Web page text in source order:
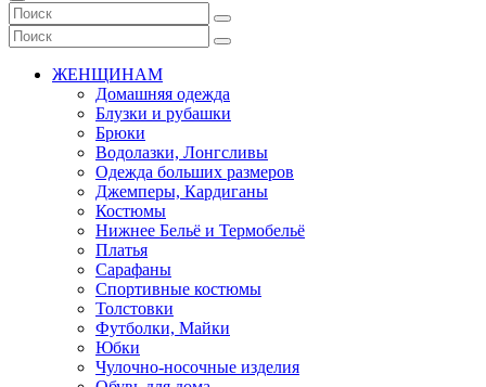
ЖЕНЩИНАМ
Домашняя одежда
Блузки и рубашки
Брюки
Водолазки, Лонгсливы
Одежда больших размеров
Джемперы, Кардиганы
Костюмы
Нижнее Бельё и Термобельё
Платья
Сарафаны
Спортивные костюмы
Толстовки
Футболки, Майки
Юбки
Чулочно-носочные изделия